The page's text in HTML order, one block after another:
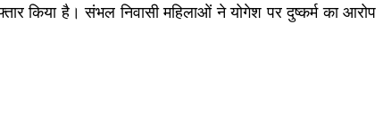
किया है। संभल निवासी महिलाओं ने योगेश पर दुष्कर्म का आरोप